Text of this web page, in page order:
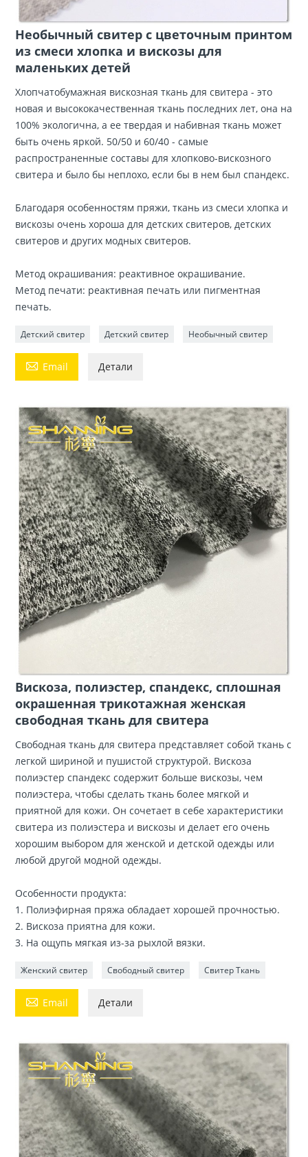
Необычный свитер с цветочным принтом
из смеси хлопка и вискозы для
маленьких детей
Хлопчатобумажная вискозная ткань для свитера - это
новая и высококачественная ткань последних лет, она на
100% экологична, а ее твердая и набивная ткань может
быть очень яркой. 50/50 и 60/40 - самые
распространенные составы для хлопково-вискозного
свитера и было бы неплохо, если бы в нем был спандекс.
Благодаря особенностям пряжи, ткань из смеси хлопка и
вискозы очень хороша для детских свитеров, детских
свитеров и других модных свитеров.
Метод окрашивания: реактивное окрашивание.
Метод печати: реактивная печать или пигментная
печать.
Детский свитер Детский свитер Необычный свитер
 Email Детали
Вискоза, полиэстер, спандекс, сплошная
окрашенная трикотажная женская
свободная ткань для свитера
Свободная ткань для свитера представляет собой ткань с
легкой шириной и пушистой структурой. Вискоза
полиэстер спандекс содержит больше вискозы, чем
полиэстера, чтобы сделать ткань более мягкой и
приятной для кожи. Он сочетает в себе характеристики
свитера из полиэстера и вискозы и делает его очень
хорошим выбором для женской и детской одежды или
любой другой модной одежды.
Особенности продукта:
1. Полиэфирная пряжа обладает хорошей прочностью.
2. Вискоза приятна для кожи.
3. На ощупь мягкая из-за рыхлой вязки.
Женский свитер Свободный свитер Свитер Ткань
 Email Детали